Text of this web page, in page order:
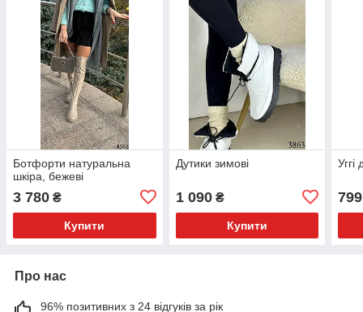
Ботфорти натуральна
шкіра, бежеві
3 780 ₴
Купити
Дутики зимові
1 090₴
Купити
799
Про нас
96% позитивних з 24 відгуків за рік